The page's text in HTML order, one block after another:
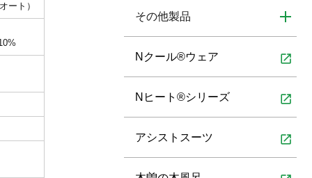
ート）
その他製品
Nクール®ウェア open_in_new
Nヒート®シリーズ open_in_new
アシストスーツ open_in_new